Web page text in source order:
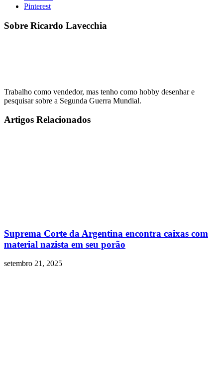
Pinterest
Sobre Ricardo Lavecchia
Trabalho como vendedor, mas tenho como hobby desenhar e
pesquisar sobre a Segunda Guerra Mundial.
Artigos Relacionados
Suprema Corte da Argentina encontra caixas com
material nazista em seu porão
setembro 21, 2025